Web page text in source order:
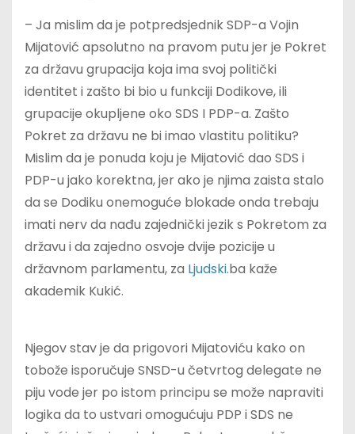
– Ja mislim da je potpredsjednik SDP-a Vojin
Mijatović apsolutno na pravom putu jer je Pokret
za državu grupacija koja ima svoj politički
identitet i zašto bi bio u funkciji Dodikove, ili
grupacije okupljene oko SDS I PDP-a. Zašto
Pokret za državu ne bi imao vlastitu politiku?
Mislim da je ponuda koju je Mijatović dao SDS i
PDP-u jako korektna, jer ako je njima zaista stalo
da se Dodiku onemoguće blokade onda trebaju
imati nerv da nađu zajednički jezik s Pokretom za
državu i da zajedno osvoje dvije pozicije u
državnom parlamentu, za Ljudski.ba kaže
akademik Kukić.
Njegov stav je da prigovori Mijatoviću kako on
tobože isporučuje SNSD-u četvrtog delegate ne
piju vode jer po istom principu se može napraviti
logika da to ustvari omogućuju PDP i SDS ne